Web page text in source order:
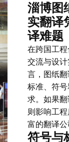
淄博图
实翻译
译难题
在跨国工
交流与设
言，图纸
标准、符
求。如果
则影响工
富的翻译公
符号与